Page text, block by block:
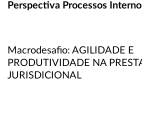
Perspectiva Processos
Macrodesafio: AGILIDADE E
PRODUTIVIDADE NA
JURISDICIONAL